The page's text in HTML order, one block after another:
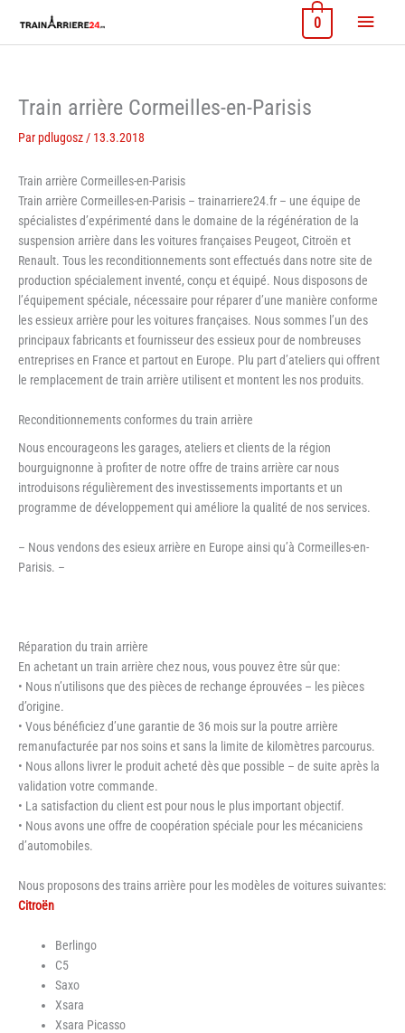
contenu
Menu
0
Train arrière Cormeilles-en-Parisis
Par pdlugosz / 13.3.2018
Train arrière Cormeilles-en-Parisis
Train arrière Cormeilles-en-Parisis – trainarriere24.fr – une équipe de
spécialistes d’expérimenté dans le domaine de la régénération de la
suspension arrière dans les voitures françaises Peugeot, Citroën et
Renault. Tous les reconditionnements sont effectués dans notre site de
production spécialement inventé, conçu et équipé. Nous disposons de
l’équipement spéciale, nécessaire pour réparer d’une manière conforme
les essieux arrière pour les voitures françaises. Nous sommes l’un des
principaux fabricants et fournisseur des essieux pour de nombreuses
entreprises en France et partout en Europe. Plu part d’ateliers qui offrent
le remplacement de train arrière utilisent et montent les nos produits.
Reconditionnements conformes du train arrière
Nous encourageons les garages, ateliers et clients de la région
bourguignonne à profiter de notre offre de trains arrière car nous
introduisons régulièrement des investissements importants et un
programme de développement qui améliore la qualité de nos services.
– Nous vendons des esieux arrière en Europe ainsi qu’à Cormeilles-en-
Parisis. –
Réparation du train arrière
En achetant un train arrière chez nous, vous pouvez être sûr que:
• Nous n’utilisons que des pièces de rechange éprouvées – les pièces
d’origine.
• Vous bénéficiez d’une garantie de 36 mois sur la poutre arrière
remanufacturée par nos soins et sans la limite de kilomètres parcourus.
• Nous allons livrer le produit acheté dès que possible – de suite après la
validation votre commande.
• La satisfaction du client est pour nous le plus important objectif.
• Nous avons une offre de coopération spéciale pour les mécaniciens
d’automobiles.
Nous proposons des trains arrière pour les modèles de voitures suivantes:
Citroën
Berlingo
C5
Saxo
Xsara
Xsara Picasso